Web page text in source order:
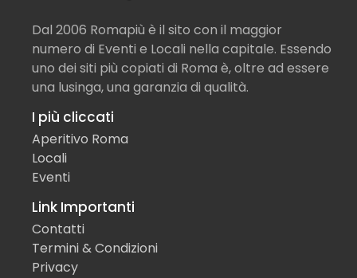
Dal 2006 Romapiù è il sito con il maggior
numero di Eventi e Locali nella capitale. Essendo
uno dei siti più copiati di Roma è, oltre ad essere
una lusinga, una garanzia di qualità.
I più cliccati
Aperitivo Roma
Locali
Eventi
Link Importanti
Contatti
Termini & Condizioni
Privacy